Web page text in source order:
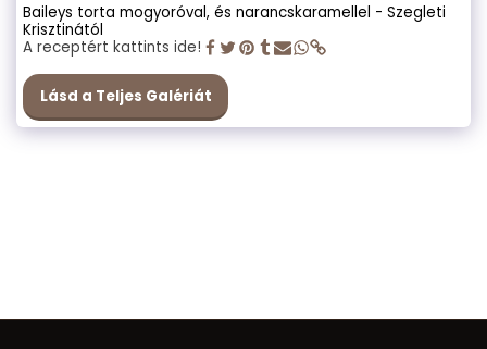
Baileys torta mogyoróval, és narancskaramellel - Szegleti
Krisztinától
A receptért kattints ide!
Lásd a Teljes Galériát